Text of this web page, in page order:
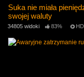
Suka nie miała
swojej waluty
34805 widoki 83% HD